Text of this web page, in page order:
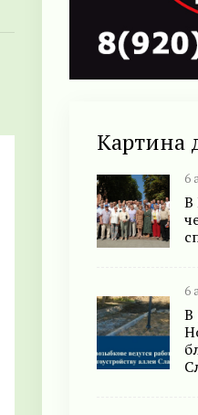
Картина
6
В
6
В